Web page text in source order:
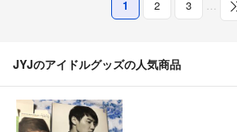
1 2 3 …
JYJのアイドルグッズの人気商品